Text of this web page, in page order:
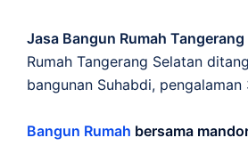
Jasa Bangun Rumah Tangerang
Rumah Tangerang Selatan
bangunan Suhabdi, pengalaman
Bangun Rumah bersama